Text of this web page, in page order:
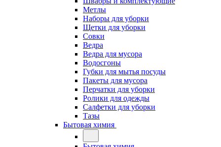
Метлы
Наборы для уборки
Щетки для уборки
Совки
Ведра
Ведра для мусора
Водосгоны
Губки для мытья посуды
Пакеты для мусора
Перчатки для уборки
Ролики для одежды
Салфетки для уборки
Тазы
Бытовая химия